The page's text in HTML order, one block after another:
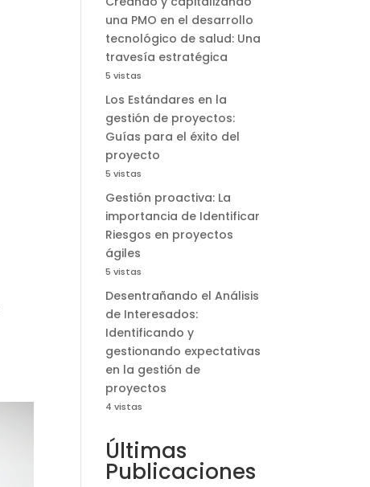
una PMO en el desarrollo
tecnológico de salud: Una
travesía estratégica
5 vistas
Los Estándares en la
gestión de proyectos:
Guías para el éxito del
proyecto
5 vistas
Gestión proactiva: La
importancia de Identificar
Riesgos en proyectos
ágiles
5 vistas
Desentrañando el Análisis
de Interesados:
Identificando y
gestionando expectativas
en la gestión de
proyectos
4 vistas
Últimas
Publicaciones